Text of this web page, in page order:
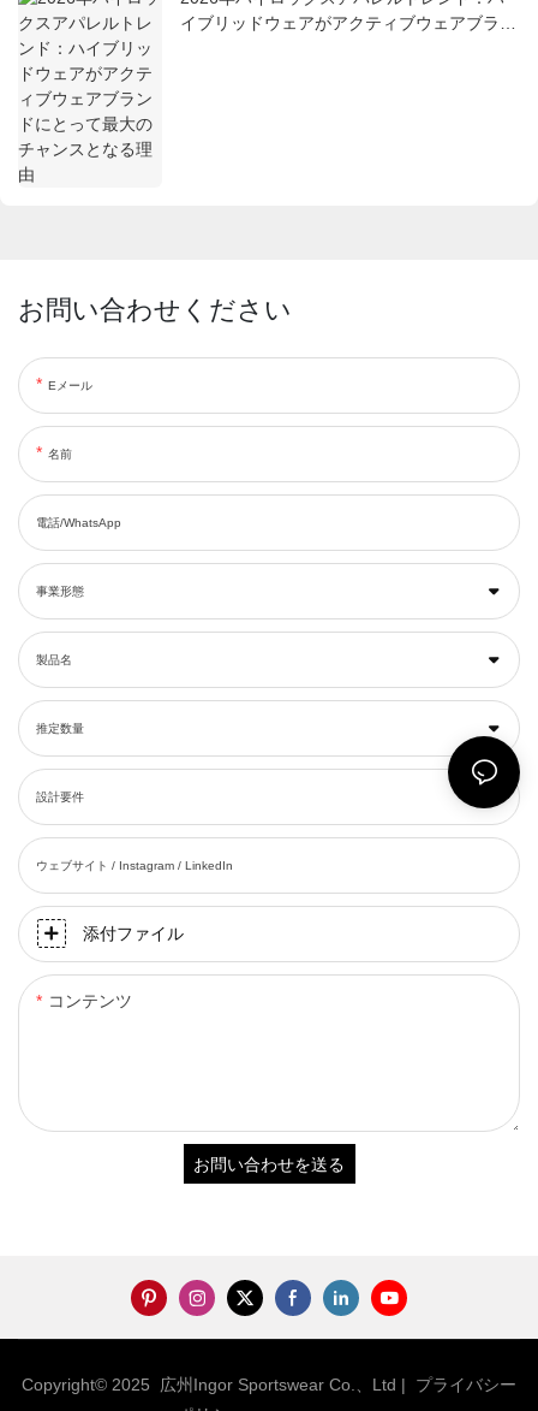
イブリッドウェアがアクティブウェアブラン
お問い合わせください
Eメール
名前
電話/WhatsApp
事業形態
製品名
推定数量
設計要件
ウェブサイト / Instagram / LinkedIn
添付ファイル
コンテンツ
お問い合わせを送る
Copyright© 2025 広州Ingor Sportswear Co.、Ltd | プライバシー